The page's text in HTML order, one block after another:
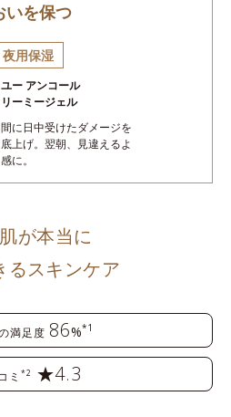
いを保つ
夜用保湿
ー アンコール
ーミージェル
に日中受けたダメージを
上げ。翌朝、見違えるよ
に。
が本当に
るスキンケア
満足度 86%*1
ミ*2 ★4.3